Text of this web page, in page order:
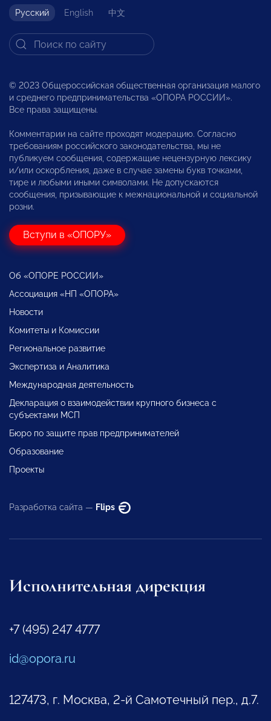
Русский English 中文
© 2023 Общероссийская общественная организация малого
и среднего предпринимательства «ОПОРА РОССИИ».
Все права защищены.
Комментарии на сайте проходят модерацию. Согласно
требованиям российского законодательства, мы не
публикуем сообщения, содержащие нецензурную лексику
и/или оскорбления, даже в случае замены букв точками,
тире и любыми иными символами. Не допускаются
сообщения, призывающие к межнациональной и социальной
розни.
Вступи в «ОПОРУ»
Об «ОПОРЕ РОССИИ»
Ассоциация «НП «ОПОРА»
Новости
Комитеты и Комиссии
Региональное развитие
Экспертиза и Аналитика
Международная деятельность
Декларация о взаимодействии крупного бизнеса с
субъектами МСП
Бюро по защите прав предпринимателей
Образование
Проекты
Разработка сайта — Flips
Исполнительная дирекция
+7 (495) 247 4777
id@opora.ru
127473, г. Москва, 2-й Самотечный пер., д.7.